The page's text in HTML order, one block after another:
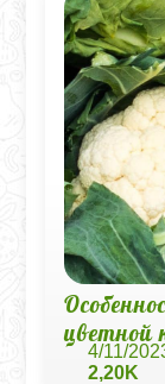
цветной
4/11/
2,20K